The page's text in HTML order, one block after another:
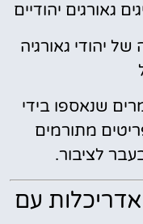
גאורגים יהודיים
יהודי גאורגיה
שנאספו בידי
מתורמים
לציבור.
עם